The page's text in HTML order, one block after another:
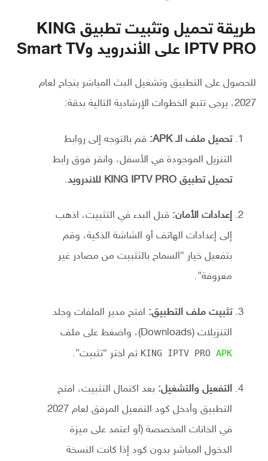
طريقة تحميل وتثبيت تطبيق KING
IPTV PRO على الأندرويد وSmart TV
للحصول على التطبيق وتشغيل البث المباشر بنجاح لعام
2027، يرجى تتبع الخطوات الإرشادية التالية بدقة:
تحميل ملف الـ APK:
قم بالتوجه إلى روابط
التنزيل الموجودة في الأسفل، وانقر فوق رابط
تحميل تطبيق KING IPTV PRO للاندرويد
.
إعدادات الأمان: قبل البدء في التثبيت، اذهب
إلى إعدادات الهاتف أو الشاشة الذكية، وقم
بتفعيل خيار “السماح بالتثبيت من مصادر غير
معروفة”.
تثبيت ملف التطبيق: افتح مدير الملفات وجلد
التنزيلات (Downloads)، واضغط على ملف
KING IPTV PRO APK ثم اختر “تثبيت”.
التفعيل والتشغيل: بعد اكتمال التثبيت، افتح
التطبيق وأدخل كود التفعيل المرفق لعام 2027
في الخانات المخصصة (أو اعتمد على ميزة
الدخول المباشر بدون كود إذا كانت النسخة